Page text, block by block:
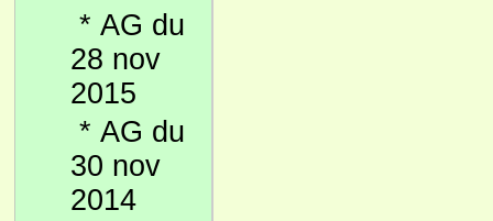
* AG du
28 nov
2015
* AG du
30 nov
2014